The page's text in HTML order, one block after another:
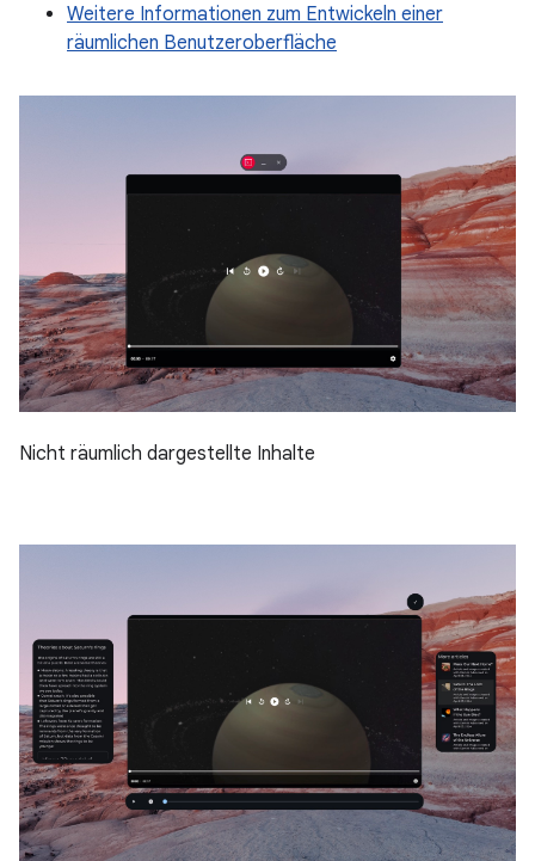
Weitere Informationen zum Entwickeln einer
räumlichen Benutzeroberfläche
Nicht räumlich dargestellte Inhalte